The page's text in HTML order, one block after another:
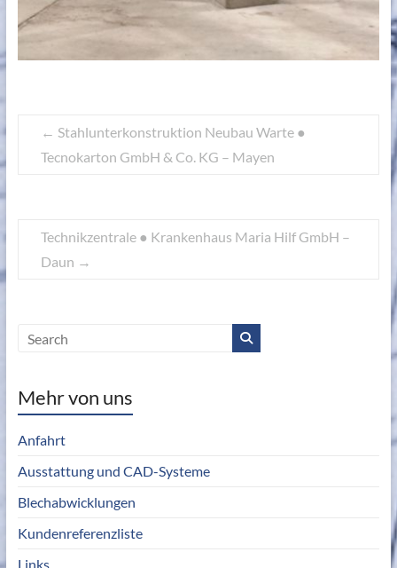
← Stahlunterkonstruktion Neubau Warte ●
Tecnokarton GmbH & Co. KG – Mayen
Technikzentrale ● Krankenhaus Maria Hilf GmbH –
Daun →
Mehr von uns
Anfahrt
Ausstattung und CAD-Systeme
Blechabwicklungen
Kundenreferenzliste
Links